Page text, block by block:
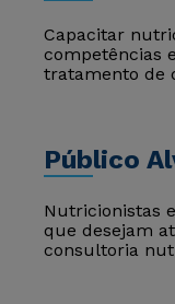
Capacitar
competências
tratamento de
Público
Nutricionistas
que desejam
consultoria